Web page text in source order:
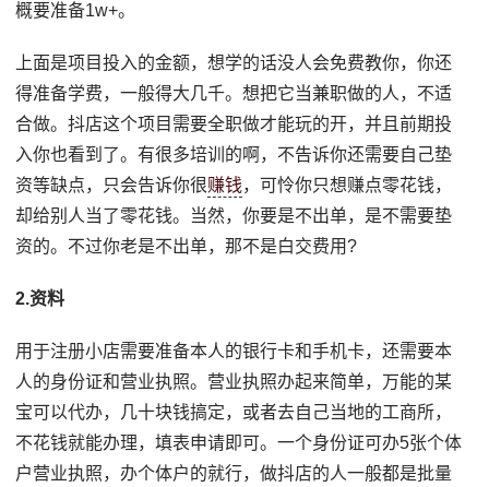
概要准备1w+。
上面是项目投入的金额，想学的话没人会免费教你，你还
得准备学费，一般得大几千。想把它当兼职做的人，不适
合做。抖店这个项目需要全职做才能玩的开，并且前期投
入你也看到了。有很多培训的啊，不告诉你还需要自己垫
资等缺点，只会告诉你很赚钱，可怜你只想赚点零花钱，
却给别人当了零花钱。当然，你要是不出单，是不需要垫
资的。不过你老是不出单，那不是白交费用?
2.资料
用于注册小店需要准备本人的银行卡和手机卡，还需要本
人的身份证和营业执照。营业执照办起来简单，万能的某
宝可以代办，几十块钱搞定，或者去自己当地的工商所，
不花钱就能办理，填表申请即可。一个身份证可办5张个体
户营业执照，办个体户的就行，做抖店的人一般都是批量